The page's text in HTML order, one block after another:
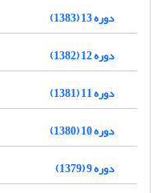
دوره 13 (1383)
دوره 12 (1382)
دوره 11 (1381)
دوره 10 (1380)
دوره 9 (1379)